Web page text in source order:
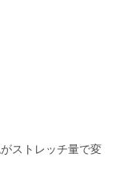
ストレッチ量で変